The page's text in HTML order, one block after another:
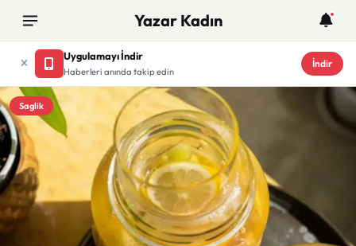
Yazar Kadın
Uygulamayı İndir
Haberleri anında takip edin
İndir
Saglik